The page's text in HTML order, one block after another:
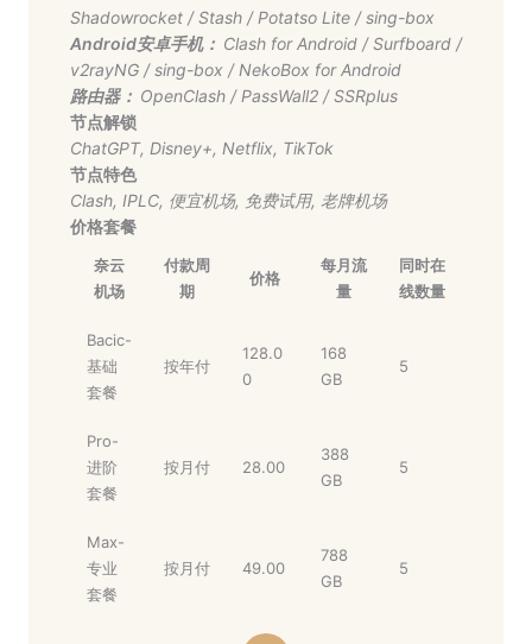
Shadowrocket/Stash/ Potatso Lite/sing-box
Android安卓手机： Clash for Android/Surfboard/
v2rayNG/sing-box/ NekoBox for Android
路由器： OpenClash/ PassWall2/SSRplus
节点解锁
ChatGPT, Disney+, Netflix, TikTok
节点特色
Clash, IPLC, 便宜机场, 免费试用, 老牌机场
价格套餐
奈云
机场
付款周
期
价格
每月流
量
同时在
线数量
Bacic-
基础
套餐
按年付
128.0
0
168
GB
5
Pro-
进阶
套餐
按月付 28.00
388
GB
5
Max-
专业
套餐
按月付 49.00
788
GB
5